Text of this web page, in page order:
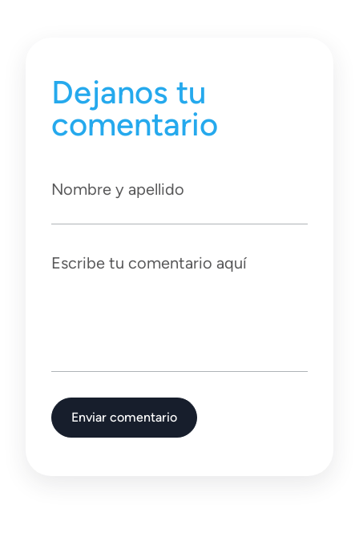
Dejanos tu
comentario
Nombre y apellido
Escribe tu comentario aquí
Enviar comentario